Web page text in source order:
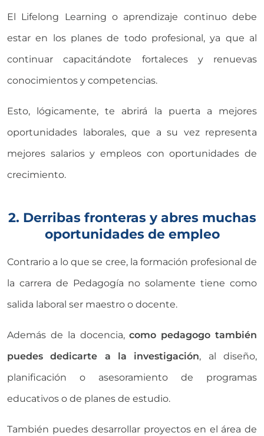
El Lifelong Learning o aprendizaje continuo debe
estar en los planes de todo profesional, ya que al
continuar capacitándote fortaleces y renuevas
conocimientos y competencias.
Esto, lógicamente, te abrirá la puerta a mejores
oportunidades laborales, que a su vez representa
mejores salarios y empleos con oportunidades de
crecimiento.
2. Derribas fronteras y abres muchas
oportunidades de empleo
Contrario a lo que se cree, la formación profesional de
la carrera de Pedagogía no solamente tiene como
salida laboral ser maestro o docente.
Además de la docencia,como pedagogo también
puedes dedicarte a la investigación, al diseño,
planificación o asesoramiento de programas
educativos o de planes de estudio.
También puedes desarrollar proyectos en el área de